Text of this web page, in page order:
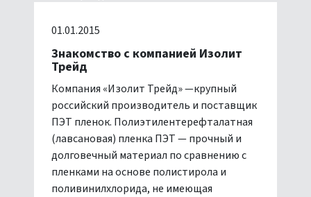
01.01.2015
Знакомство с компанией Изолит
Трейд
Компания «Изолит Трейд» —крупный
российский производитель и поставщик
ПЭТ пленок. Полиэтилентерефталатная
(лавсановая) пленка ПЭТ — прочный и
долговечный материал по сравнению с
пленками на основе полистирола и
поливинилхлорида, не имеющая